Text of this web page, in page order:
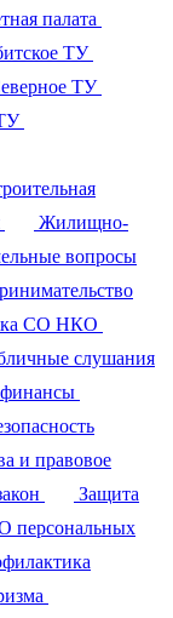
палата
ТУ
ТУ
Жилищно-
вопросы
СО НКО
слушания
и правовое
Защита
персональных